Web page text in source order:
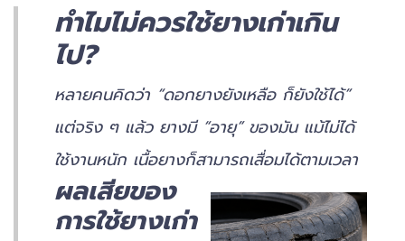
ทำไมไม่ควรใช้ยางเก่าเกิน
ไป?
หลายคนคิดว่า “ดอกยางยังเหลือ ก็ยังใช้ได้”
แต่จริง ๆ แล้ว ยางมี “อายุ” ของมัน แม้ไม่ได้
ใช้งานหนัก เนื้อยางก็สามารถเสื่อมได้ตามเวลา
ผลเสียของ
การใช้ยางเก่า